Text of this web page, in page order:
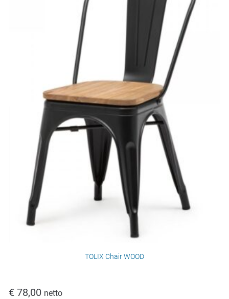
TOLIX Chair WOOD
€ 78,00 netto